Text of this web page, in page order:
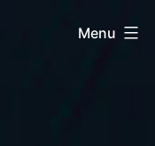
Menu